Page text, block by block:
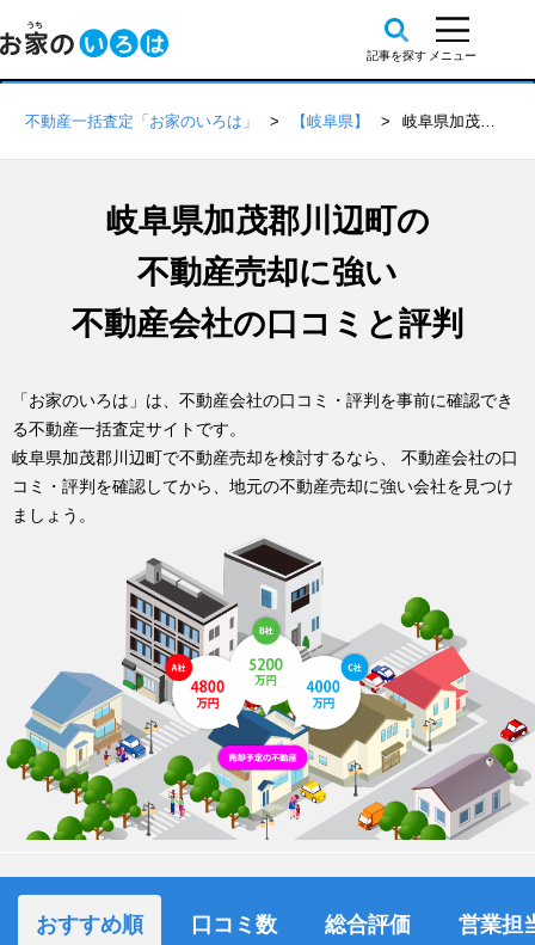
不動産一括査定「お家のいろは」 【岐阜県】 岐阜県加茂郡川辺町の不動産会社 口コミ・評判一覧
岐阜県加茂郡川辺町の
不動産売却に強い
不動産会社の口コミと評判
「お家のいろは」は、不動産会社の口コミ・評判を事前に確認でき
る不動産一括査定サイトです。
岐阜県加茂郡川辺町で不動産売却を検討するなら、 不動産会社の口
コミ・評判を確認してから、地元の不動産売却に強い会社を見つけ
ましょう。
おすすめ順 口コミ数 総合評価 営業担